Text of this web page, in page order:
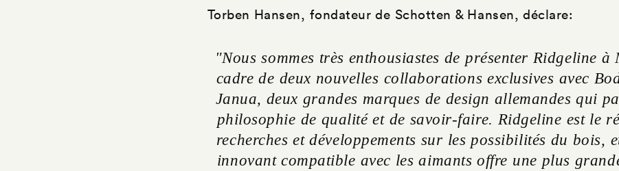
Torben Hansen, fondateur de Schotten & Hansen, déclare:
"Nous sommes très enthousiastes de présenter Ridgeline
cadre de deux nouvelles collaborations exclusives avec
Janua, deux grandes marques de design allemandes qui
philosophie de qualité et de savoir-faire. Ridgeline est le
recherches et développements sur les possibilités du bois,
innovant compatible avec les aimants offre une plus